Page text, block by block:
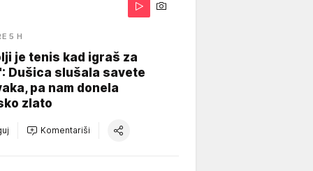
5 H
je tenis kad igraš za
Dušica slušala savete
pa nam donela
zlato
Komentariši